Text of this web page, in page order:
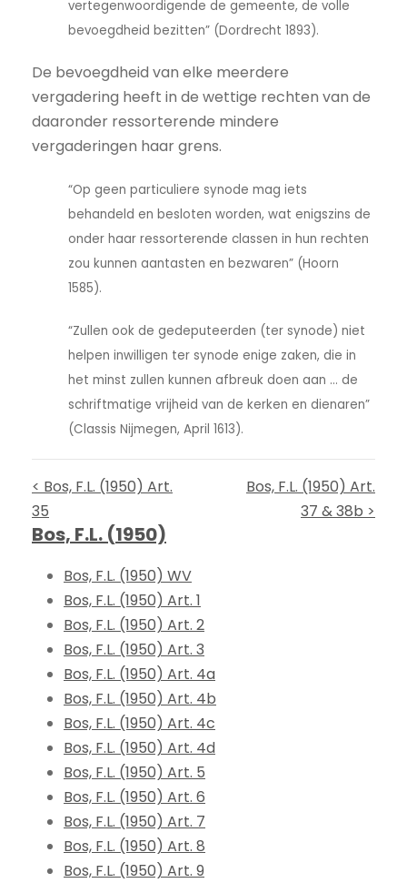
vertegenwoordigende de gemeente, de volle
bevoegdheid bezitten” (Dordrecht 1893).
De bevoegdheid van elke meerdere
vergadering heeft in de wettige rechten van de
daaronder ressorterende mindere
vergaderingen haar grens.
“Op geen particuliere synode mag iets
behandeld en besloten worden, wat enigszins de
onder haar ressorterende classen in hun rechten
zou kunnen aantasten en bezwaren” (Hoorn
1585).
“Zullen ook de gedeputeerden (ter synode) niet
helpen inwilligen ter synode enige zaken, die in
het minst zullen kunnen afbreuk doen aan ... de
schriftmatige vrijheid van de kerken en dienaren”
(Classis Nijmegen, April 1613).
< Bos, F.L. (1950) Art.
35
Bos, F.L. (1950) Art.
37 & 38b >
Bos, F.L. (1950)
Bos, F.L. (1950) WV
Bos, F.L. (1950) Art. 1
Bos, F.L. (1950) Art. 2
Bos, F.L. (1950) Art. 3
Bos, F.L. (1950) Art. 4a
Bos, F.L. (1950) Art. 4b
Bos, F.L. (1950) Art. 4c
Bos, F.L. (1950) Art. 4d
Bos, F.L. (1950) Art. 5
Bos, F.L. (1950) Art. 6
Bos, F.L. (1950) Art. 7
Bos, F.L. (1950) Art. 8
Bos, F.L. (1950) Art. 9